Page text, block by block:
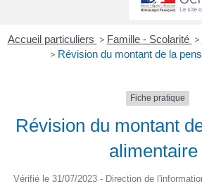
Accueil particuliers > Famille - Scolarité >
> Révision du montant de la
Fiche pratique
Révision du montant
alimentaire
Vérifié le 31/07/2023 - Direction de